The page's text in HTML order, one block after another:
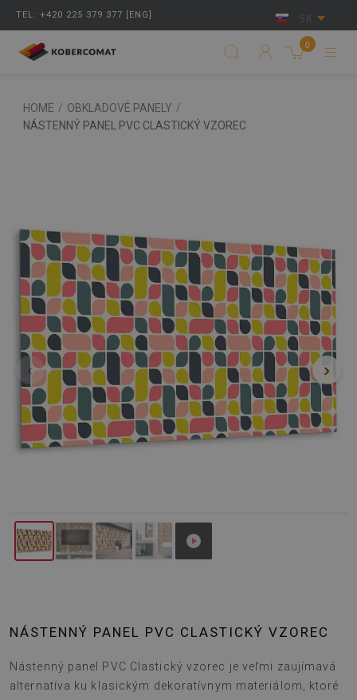
TEL: +420 225 379 377 [ENG] SK
0
HOME / OBKLADOVÉ PANELY /
NÁSTENNÝ PANEL PVC CLASTICKÝ VZOREC
‹ ›
NÁSTENNÝ PANEL PVC CLASTICKÝ VZOREC
Nástenný panel PVC Clastický vzorec je veľmi zaujímavá
alternatíva ku klasickým dekoratívnym materiálom, ktoré